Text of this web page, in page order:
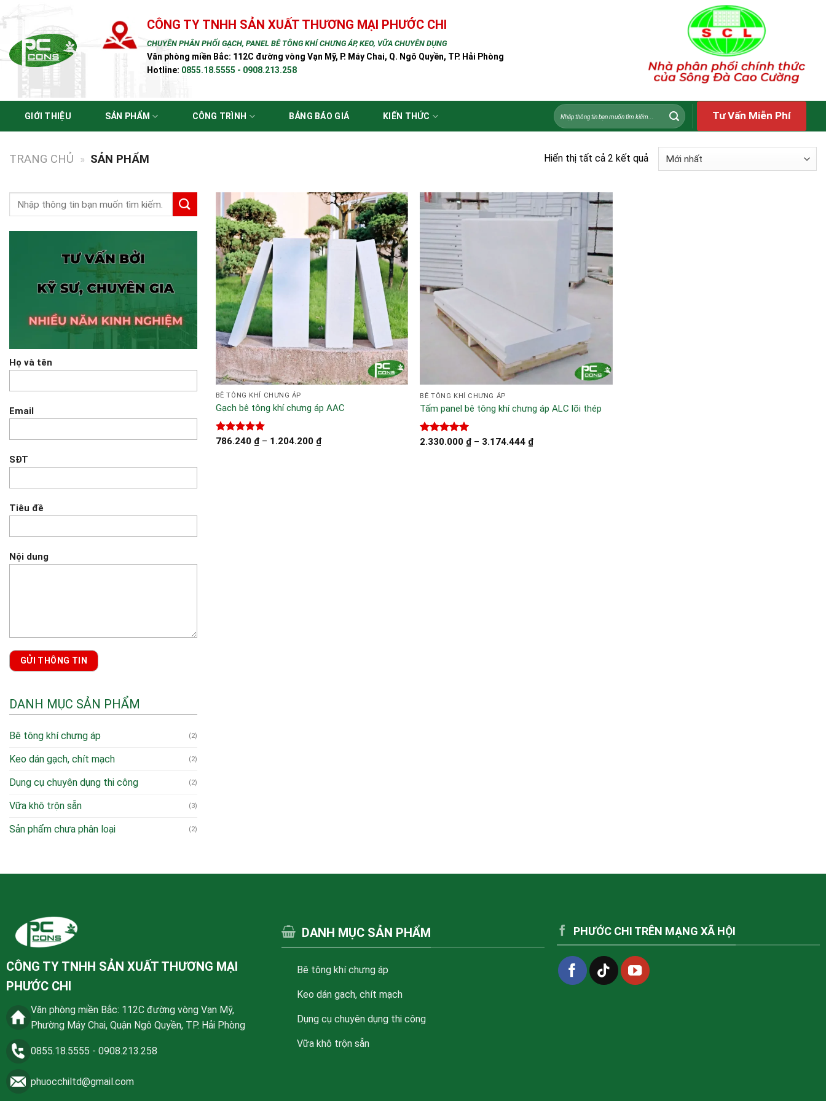
qua
dung
CÔNG TY TNHH SẢN XUẤT THƯƠNG MẠI PHƯỚC CHI
CHUYÊN PHÂN PHỐI GẠCH, PANEL BÊ TÔNG KHÍ CHƯNG ÁP, KEO, VỮA CHUYÊN DỤNG
Văn phòng miền Bắc: 112C đường vòng Vạn Mỹ, P. Máy Chai, Q. Ngô Quyền, TP. Hải Phòng
Hotline: 0855.18.5555 - 0908.213.258
GIỚI THIỆU SẢN PHẨM CÔNG TRÌNH BẢNG BÁO GIÁ KIẾN THỨC
Tìm
kiếm:
Tư Vấn Miễn Phí
TRANG CHỦ » SẢN PHẨM Hiển thị tất cả 2 kết quả
Tìm
Họ và tên
Email
SĐT
Tiêu đề
Nội dung
DANH MỤC SẢN PHẨM
Bê tông khí chưng áp (2)
Keo dán gạch, chít mạch (2)
Dụng cụ chuyên dụng thi công (2)
Vữa khô trộn sẵn (3)
Sản phẩm chưa phân loại (2)
XEM NHANH
BÊ TÔNG KHÍ CHƯNG ÁP
Gạch bê tông khí chưng áp AAC
Được xếp
786.240 ₫– 1.204.200 ₫
XEM NHANH
BÊ TÔNG KHÍ CHƯNG ÁP
Tấm panel bê tông khí chưng áp ALC lõi thép
Được xếp
2.330.000 ₫– 3.174.444 ₫
CÔNG TY TNHH SẢN XUẤT THƯƠNG MẠI
PHƯỚC CHI
Văn phòng miền Bắc: 112C đường vòng Vạn Mỹ,
Phường Máy Chai, Quận Ngô Quyền, TP. Hải Phòng
0855.18.5555 - 0908.213.258
phuocchiltd@gmail.com
DANH MỤC SẢN PHẨM
Bê tông khí chưng áp
Keo dán gạch, chít mạch
Dụng cụ chuyên dụng thi công
Vữa khô trộn sẵn
PHƯỚC CHI TRÊN MẠNG XÃ HỘI